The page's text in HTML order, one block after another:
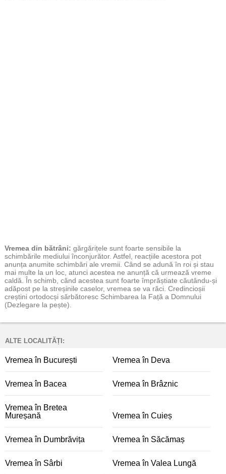
Vremea din bătrâni: gărgărițele sunt foarte sensibile la
schimbările mediului înconjurător. Astfel, reacțiile acestora pot
anunța anumite schimbări ale vremii. Când se adună în roi și stau
mai multe la un loc, atunci acestea ne anunță că urmează vreme
caldă. În schimb, când acestea sunt foarte împrăștiate căutându-și
adăpost pe la streșinile caselor, vremea se va răci. Credincioșii
creștini ortodocși sărbătoresc Schimbarea la Față a Domnului
(Dezlegare la pește).
ALTE LOCALITĂȚI:
Vremea în București Vremea în Deva
Vremea în Bacea Vremea în Brâznic
Vremea în Bretea
Mureșană
Vremea în Cuieș
Vremea în Dumbrăvița Vremea în Săcămaș
Vremea în Sârbi Vremea în Valea Lungă